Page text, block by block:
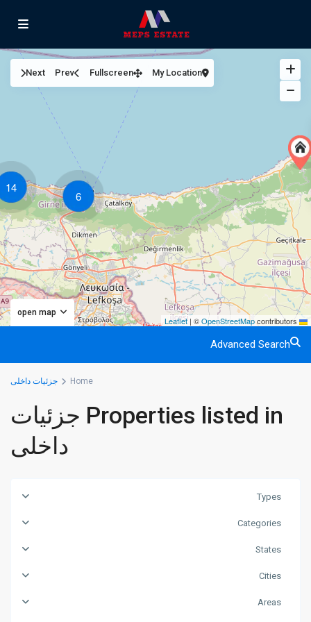
14
6
| ©OpenStreetMapcontributors
open map
My Location
Fullscreen
Prev
Next
Advanced Search
Home جزئیات داخلی
Properties listed in جزئیات
داخلی
Types
Categories
States
Cities
Areas